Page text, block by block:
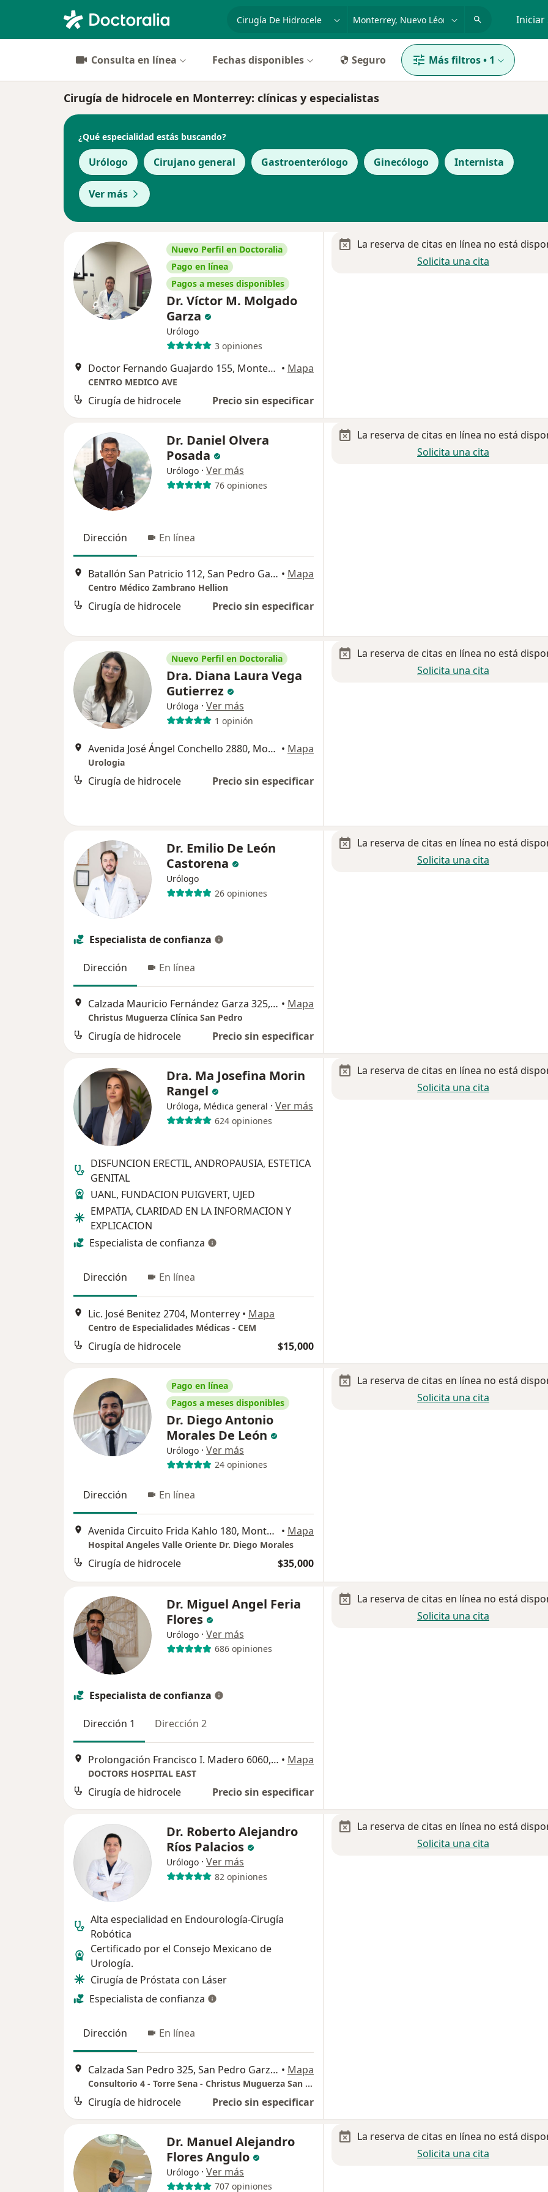
especialidad, enfermedad o nombre Iniciar
Consulta en línea Fechas disponibles Seguro Más filtros• 1
Cirugía de hidrocele en Monterrey: clínicas y especialistas
¿Qué especialidad estás buscando?
Urólogo Cirujano general Gastroenterólogo Ginecólogo Internista
Ver más
Nuevo Perfil en Doctoralia
Pago en línea
Pagos a meses disponibles
Dr. Víctor M. Molgado
Garza
Urólogo
3 opiniones
Doctor Fernando Guajardo 155, Monterrey • Mapa
CENTRO MEDICO AVE
Cirugía de hidrocele Precio sin especificar
La reserva de citas en línea no está
Solicita una cita
Dr. Daniel Olvera
Posada
Urólogo · Ver más
76 opiniones
Dirección En línea
Batallón San Patricio 112, San Pedro Garza Garcia • Mapa
Centro Médico Zambrano Hellion
Cirugía de hidrocele Precio sin especificar
La reserva de citas en línea no está
Solicita una cita
Nuevo Perfil en Doctoralia
Dra. Diana Laura Vega
Gutierrez
Uróloga · Ver más
1 opinión
Avenida José Ángel Conchello 2880, Monterrey • Mapa
Urologia
Cirugía de hidrocele Precio sin especificar
La reserva de citas en línea no está
Solicita una cita
Dr. Emilio De León
Castorena
Urólogo
26 opiniones
Especialista de confianza
Dirección En línea
Calzada Mauricio Fernández Garza 325, San Pedro Garza Garcia • Mapa
Christus Muguerza Clínica San Pedro
Cirugía de hidrocele Precio sin especificar
La reserva de citas en línea no está
Solicita una cita
Dra. Ma Josefina Morin
Rangel
Uróloga, Médica general · Ver más
624 opiniones
DISFUNCION ERECTIL, ANDROPAUSIA, ESTETICA
GENITAL
UANL, FUNDACION PUIGVERT, UJED
EMPATIA, CLARIDAD EN LA INFORMACION Y
EXPLICACION
Especialista de confianza
Dirección En línea
Lic. José Benitez 2704, Monterrey • Mapa
Centro de Especialidades Médicas - CEM
Cirugía de hidrocele $15,000
La reserva de citas en línea no está
Solicita una cita
Pago en línea
Pagos a meses disponibles
Dr. Diego Antonio
Morales De León
Urólogo · Ver más
24 opiniones
Dirección En línea
Avenida Circuito Frida Kahlo 180, Monterrey • Mapa
Hospital Angeles Valle Oriente Dr. Diego Morales
Cirugía de hidrocele $35,000
La reserva de citas en línea no está
Solicita una cita
Dr. Miguel Angel Feria
Flores
Urólogo · Ver más
686 opiniones
Especialista de confianza
Dirección 1 Dirección 2
Prolongación Francisco I. Madero 6060, Guadalupe • Mapa
DOCTORS HOSPITAL EAST
Cirugía de hidrocele Precio sin especificar
La reserva de citas en línea no está
Solicita una cita
Dr. Roberto Alejandro
Ríos Palacios
Urólogo · Ver más
82 opiniones
Alta especialidad en Endourología-Cirugía
Robótica
Certificado por el Consejo Mexicano de
Urología.
Cirugía de Próstata con Láser
Especialista de confianza
Dirección En línea
Calzada San Pedro 325, San Pedro Garza Garcia • Mapa
Consultorio 4 - Torre Sena - Christus Muguerza San Pedro
Cirugía de hidrocele Precio sin especificar
La reserva de citas en línea no está
Solicita una cita
Dr. Manuel Alejandro
Flores Angulo
Urólogo · Ver más
707 opiniones
La reserva de citas en línea no está
Solicita una cita